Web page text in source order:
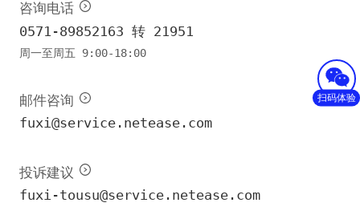
咨询电话
0571-89852163 转 21951
周一至周五 9:00-18:00
邮件咨询
fuxi@service.netease.com
投诉建议
fuxi-tousu@service.netease.com
扫码体验